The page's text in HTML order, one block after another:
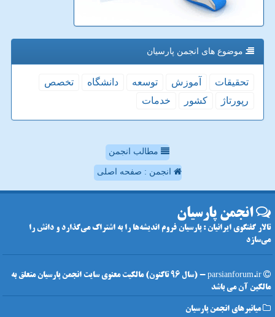
موضوع های انجمن پارسیان
تحقیقات آموزش توسعه دانشگاه
تخصص
رپورتاژ
كشور خدمات
مطالب انجمن
انجمن : صفحه اصلی
انجمن پارسیان
تالار گفتگوی ایرانیان : پارسیان فروم اندیشه‌ها را به اشتراک می‌گذارد و دانش را
می‌سازد
parsianforum.ir - (سال 96 تاکنون) مالکیت معنوی سایت انجمن پارسیان متعلق به
مالکین آن می باشد
میانبرهای انجمن پارسیان